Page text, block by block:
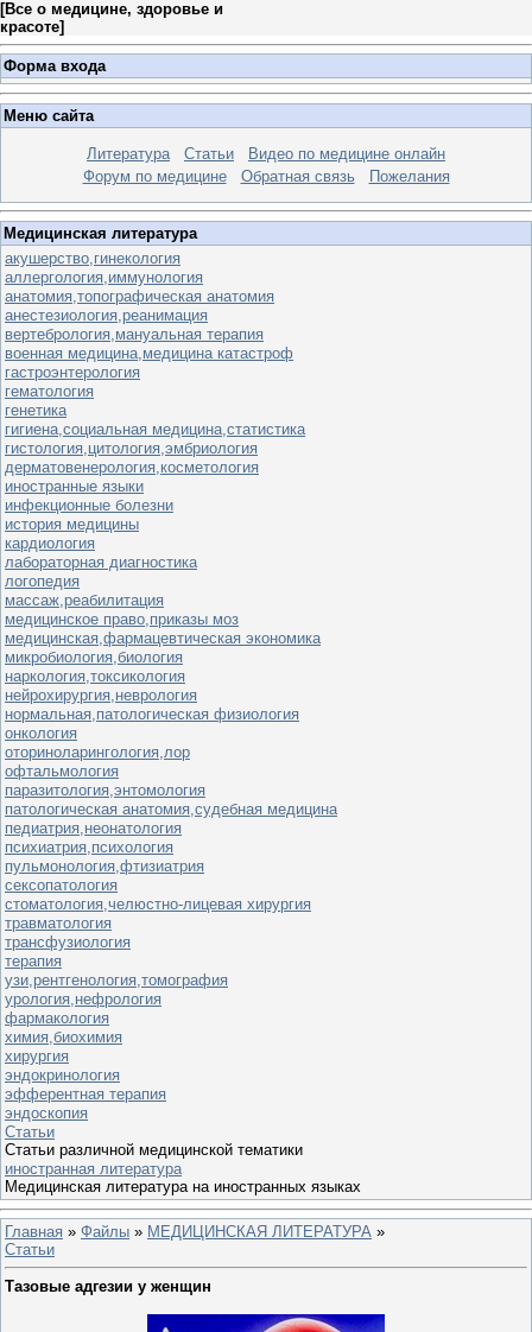
[Все о медицине, здоровье и
красоте]
Форма входа
Меню сайта
Литература Статьи
Видео по медицине онлайн
Форум по медицине
Обратная связь Пожелания
Медицинская литература
акушерство,гинекология
аллергология,иммунология
анатомия,топографическая анатомия
анестезиология,реанимация
вертебрология,мануальная терапия
военная медицина,медицина катастроф
гастроэнтерология
гематология
генетика
гигиена,социальная медицина,статистика
гистология,цитология,эмбриология
дерматовенерология,косметология
иностранные языки
инфекционные болезни
история медицины
кардиология
лабораторная диагностика
логопедия
массаж,реабилитация
медицинское право,приказы моз
медицинская,фармацевтическая экономика
микробиология,биология
наркология,токсикология
нейрохирургия,неврология
нормальная,патологическая физиология
онкология
оториноларингология,лор
офтальмология
паразитология,энтомология
патологическая анатомия,судебная медицина
педиатрия,неонатология
психиатрия,психология
пульмонология,фтизиатрия
сексопатология
стоматология,челюстно-лицевая хирургия
травматология
трансфузиология
терапия
узи,рентгенология,томография
урология,нефрология
фармакология
химия,биохимия
хирургия
эндокринология
эфферентная терапия
эндоскопия
Статьи
Статьи различной медицинской тематики
иностранная литература
Медицинская литература на иностранных языках
Главная » Файлы » МЕДИЦИНСКАЯ ЛИТЕРАТУРА »
Статьи
Тазовые адгезии у женщин